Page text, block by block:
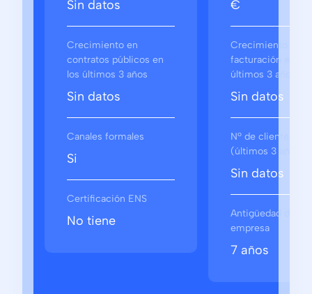
Sin datos
Crecimiento en
contratos públicos en
los últimos 3 años
Sin datos
Canales formales
Si
Certificación ENS
No tiene
€
Crecimiento en
facturación en los
últimos 3 años
Sin datos
Nº de clientes
(últimos 3 años)
Sin datos
Antigüedad de la
empresa
7 años